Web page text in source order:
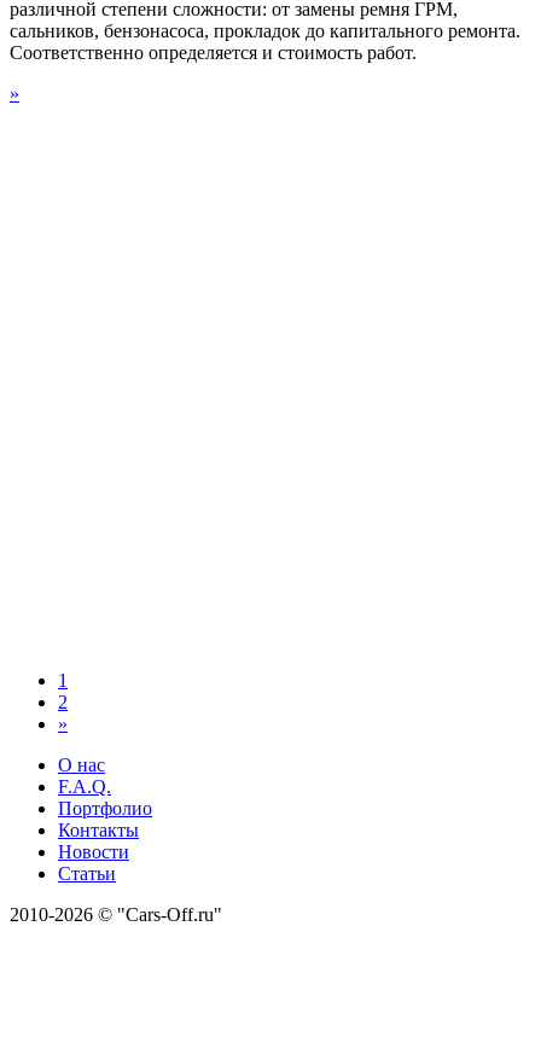
различной степени сложности: от замены ремня ГРМ,
сальников, бензонасоса, прокладок до капитального ремонта.
Соответственно определяется и стоимость работ.
»
1
2
»
О нас
F.A.Q.
Портфолио
Контакты
Новости
Статьи
2010-2026 © "Cars-Off.ru"